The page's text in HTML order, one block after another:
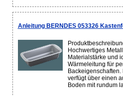
Anleitung BERNDES 053326
Hochwertiges
Materialstärke und
Wärmeleitung für
verfügt über einen
Boden mit rundum